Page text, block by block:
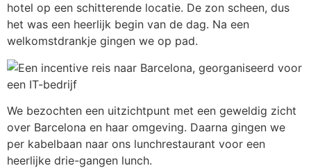
hotel op een schitterende locatie. De zon scheen, dus
het was een heerlijk begin van de dag. Na een
welkomstdrankje gingen we op pad.
We bezochten een uitzichtpunt met een geweldig zicht
over Barcelona en haar omgeving. Daarna gingen we
per kabelbaan naar ons lunchrestaurant voor een
heerlijke drie-gangen lunch.